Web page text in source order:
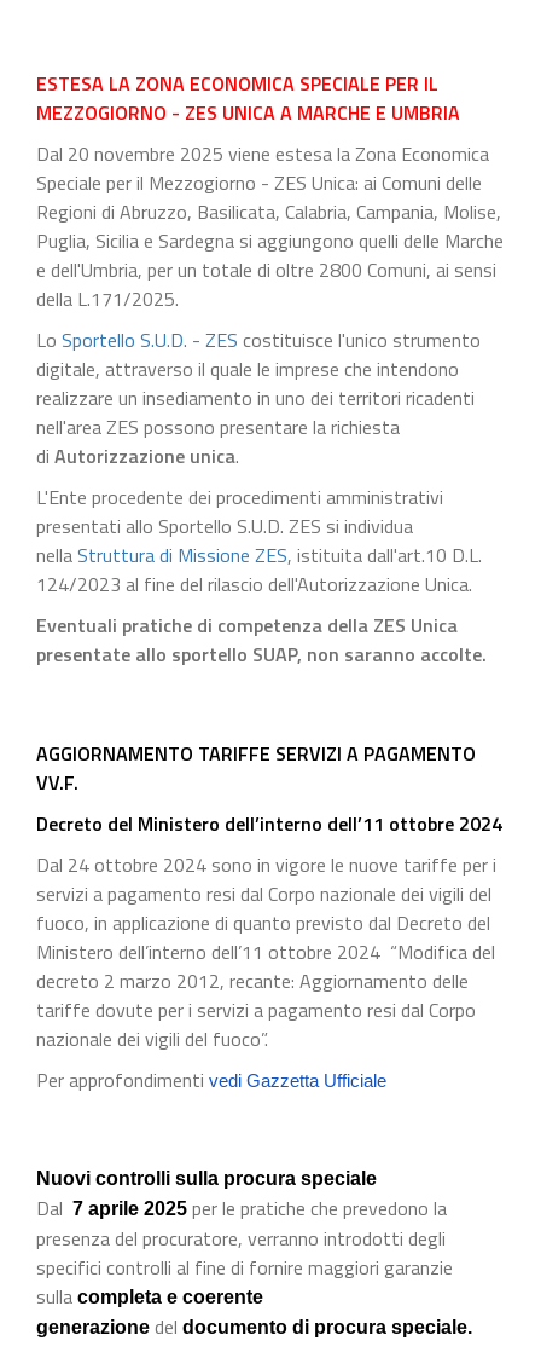
ESTESA LA ZONA ECONOMICA SPECIALE PER IL
MEZZOGIORNO - ZES UNICA A MARCHE E UMBRIA
Dal 20 novembre 2025 viene estesa la Zona Economica
Speciale per il Mezzogiorno - ZES Unica: ai Comuni delle
Regioni di Abruzzo, Basilicata, Calabria, Campania, Molise,
Puglia, Sicilia e Sardegna si aggiungono quelli delle Marche
e dell'Umbria, per un totale di oltre 2800 Comuni, ai sensi
della L.171/2025.
Lo Sportello S.U.D. - ZES costituisce l'unico strumento
digitale, attraverso il quale le imprese che intendono
realizzare un insediamento in uno dei territori ricadenti
nell'area ZES possono presentare la richiesta
di Autorizzazione unica.
L'Ente procedente dei procedimenti amministrativi
presentati allo Sportello S.U.D. ZES si individua
nellaStruttura di Missione ZES, istituita dall'art.10 D.L.
124/2023 al fine del rilascio dell'Autorizzazione Unica.
Eventuali pratiche di competenza della ZES Unica
presentate allo sportello SUAP, non saranno accolte.
AGGIORNAMENTO TARIFFE SERVIZI A PAGAMENTO
VV.F.
Decreto del Ministero dell’interno dell’11 ottobre 2024
Dal 24 ottobre 2024 sono in vigore le nuove tariffe per i
servizi a pagamento resi dal Corpo nazionale dei vigili del
fuoco, in applicazione di quanto previsto dal Decreto del
Ministero dell’interno dell’11 ottobre 2024 “Modifica del
decreto 2 marzo 2012, recante: Aggiornamento delle
tariffe dovute per i servizi a pagamento resi dal Corpo
nazionale dei vigili del fuoco”.
Per approfondimenti vedi Gazzetta Ufficiale
Nuovi controlli sulla procura speciale
Dal 7 aprile 2025 per le pratiche che prevedono la
presenza del procuratore, verranno introdotti degli
specifici controlli al fine di fornire maggiori garanzie
sulla completa e coerente
generazione del documento di procura speciale.